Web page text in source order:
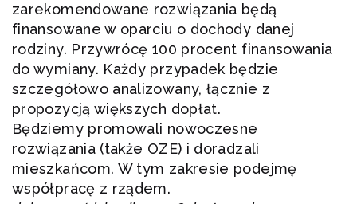
zarekomendowane rozwiązania będą
finansowane w oparciu o dochody danej
rodziny. Przywrócę 100 procent finansowania
do wymiany. Każdy przypadek będzie
szczegółowo analizowany, łącznie z
propozycją większych dopłat.
Będziemy promowali nowoczesne
rozwiązania (także OZE) i doradzali
mieszkańcom. W tym zakresie podejmę
współpracę z rządem.